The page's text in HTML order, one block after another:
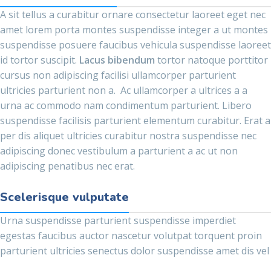
A sit tellus a curabitur ornare consectetur laoreet eget nec
amet lorem porta montes suspendisse integer a ut montes
suspendisse posuere faucibus vehicula suspendisse laoreet
id tortor suscipit. Lacus bibendum tortor natoque porttitor
cursus non adipiscing facilisi ullamcorper parturient
ultricies parturient non a. Ac ullamcorper a ultrices a a
urna ac commodo nam condimentum parturient. Libero
suspendisse facilisis parturient elementum curabitur. Erat a
per dis aliquet ultricies curabitur nostra suspendisse nec
adipiscing donec vestibulum a parturient a ac ut non
adipiscing penatibus nec erat.
Scelerisque vulputate
Urna suspendisse parturient suspendisse imperdiet
egestas faucibus auctor nascetur volutpat torquent proin
parturient ultricies senectus dolor suspendisse amet dis vel